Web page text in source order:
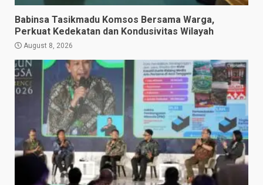
Babinsa Tasikmadu Komsos Bersama Warga,
Perkuat Kedekatan dan Kondusivitas Wilayah
August 8, 2026